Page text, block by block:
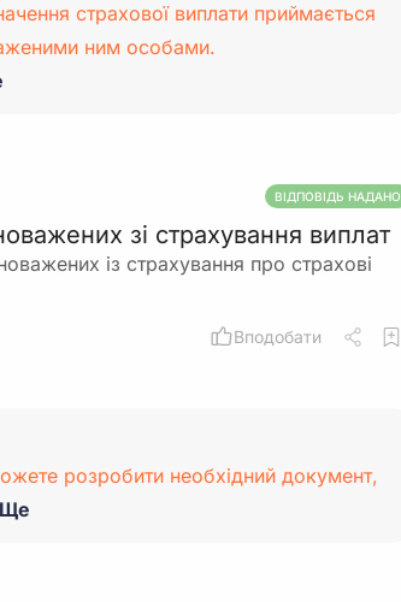
страхової виплати приймається
ним особами.
ВІДПОВІДЬ НАДАНО
зі страхування виплат
із страхування про страхові
Вподобати
розробити необхідний документ,
Ще